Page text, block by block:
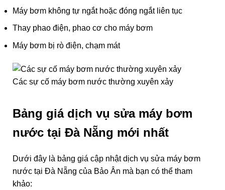
Máy bơm không tự ngắt hoặc đóng ngắt liên tục
Thay phao điện, phao cơ cho máy bơm
Máy bơm bị rò điện, chạm mát
Các sự cố máy bơm nước thường xuyên xảy
Bảng giá dịch vụ sửa máy bơm
nước tại Đà Nẵng mới nhất
Dưới đây là bảng giá cập nhật dịch vụ sửa máy bơm
nước tại Đà Nẵng của Bảo Ân mà bạn có thể tham
khảo: